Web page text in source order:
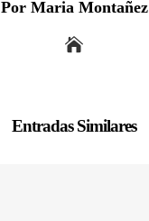
Por Maria Montañez
Entradas Similares